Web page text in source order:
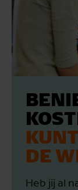
DE
Heb jij al